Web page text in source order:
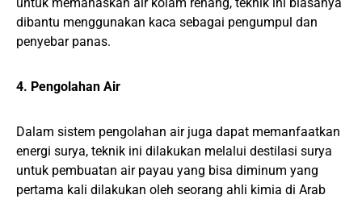
dibantu menggunakan kaca sebagai pengumpul dan
penyebar panas.
4. Pengolahan Air
Dalam sistem pengolahan air juga dapat memanfaatkan
energi surya, teknik ini dilakukan melalui destilasi surya
untuk pembuatan air payau yang bisa diminum yang
pertama kali dilakukan oleh seorang ahli kimia di Arab